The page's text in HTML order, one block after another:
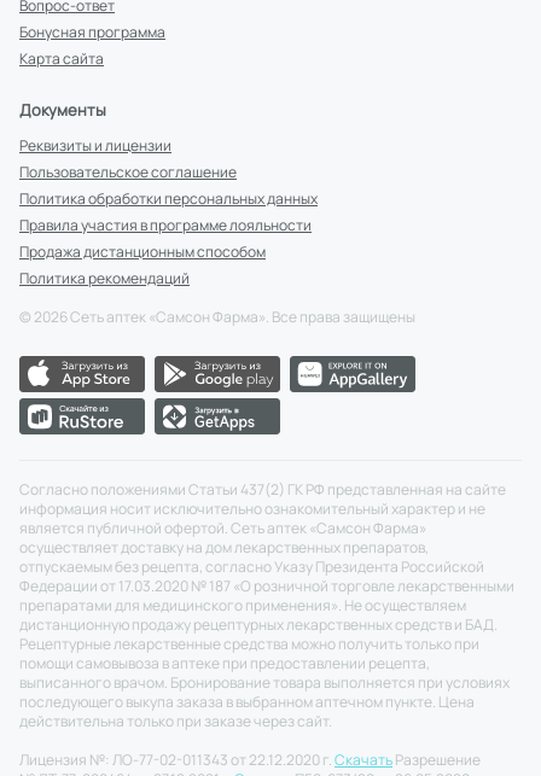
Вопрос-ответ
Бонусная программа
Карта сайта
Документы
Реквизиты и лицензии
Пользовательское соглашение
Политика обработки персональных данных
Правила участия в программе лояльности
Продажа дистанционным способом
Политика рекомендаций
© 2026Сеть аптек «Самсон Фарма». Все права защищены
Согласно положениями Статьи 437(2) ГК РФ представленная на сайте
информация носит исключительно ознакомительный характер и не
является публичной офертой. Сеть аптек «Самсон Фарма»
осуществляет доставку на дом лекарственных препаратов,
отпускаемым без рецепта, согласно Указу Президента Российской
Федерации от 17.03.2020 № 187 «О розничной торговле лекарственными
препаратами для медицинского применения». Не осуществляем
дистанционную продажу рецептурных лекарственных средств и БАД.
Рецептурные лекарственные средства можно получить только при
помощи самовывоза в аптеке при предоставлении рецепта,
выписанного врачом. Бронирование товара выполняется при условиях
последующего выкупа заказа в выбранном аптечном пункте. Цена
действительна только при заказе через сайт.
Лицензия №: ЛО-77-02-011343 от 22.12.2020 г.СкачатьРазрешение